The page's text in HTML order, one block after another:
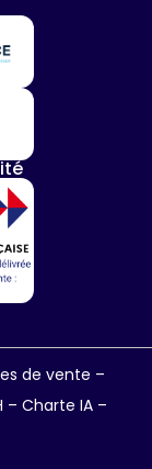
de vente –
– Charte IA –